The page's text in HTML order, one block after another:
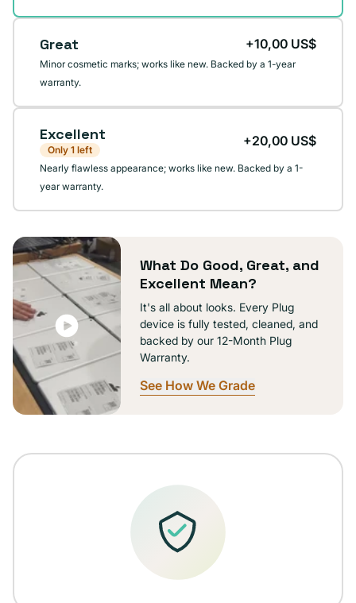
Great +10,00 US$
Minor cosmetic marks; works like new. Backed by a 1-year
warranty.
Excellent
Only 1 left
+20,00 US$
Nearly flawless appearance; works like new. Backed by a 1-
year warranty.
What Do Good, Great, and
Excellent Mean?
It's all about looks. Every Plug
device is fully tested, cleaned, and
backed by our 12-Month Plug
Warranty.
See How We Grade